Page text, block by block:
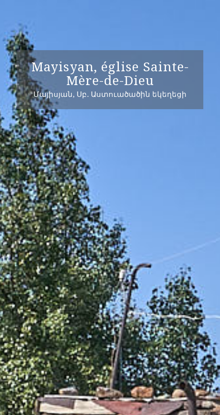
Mayisyan, église Sainte-
Mère-de-Dieu
Մայիսյան, Սբ. Աստուածածին եկեղեցի